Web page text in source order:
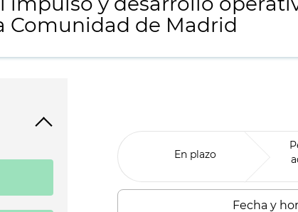
Comunidad de Madrid
En plazo
Fecha y